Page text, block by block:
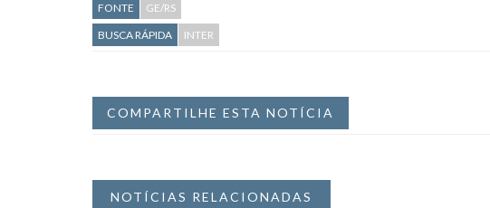
FONTE
GE/RS
BUSCA RÁPIDA
INTER
COMPARTILHE ESTA NOTÍCIA
NOTÍCIAS RELACIONADAS